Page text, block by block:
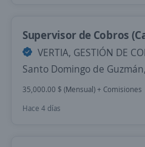
Supervisor de Cobros
VERTIA, GESTIÓN DE
Santo Domingo de
35,000.00 $ (Mensual) + Comisiones
Hace 4 días